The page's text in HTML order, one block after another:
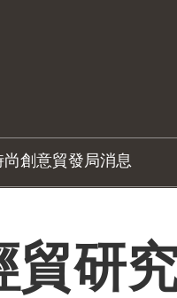
尚創意貿發局消息
貿研